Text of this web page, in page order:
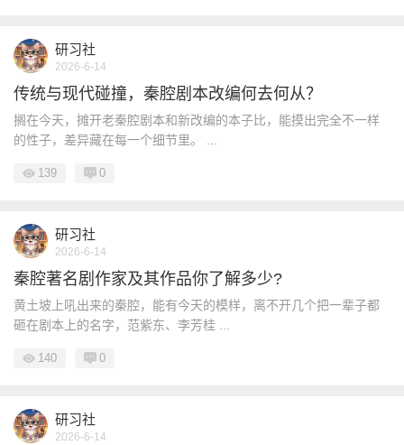
研习社
2026-6-14
传统与现代碰撞，秦腔剧本改编何去何从？
搁在今天，摊开老秦腔剧本和新改编的本子比，能摸出完全不一样
的性子，差异藏在每一个细节里。 ...
139 0
研习社
2026-6-14
秦腔著名剧作家及其作品你了解多少?
黄土坡上吼出来的秦腔，能有今天的模样，离不开几个把一辈子都
砸在剧本上的名字，范紫东、李芳桂 ...
140 0
研习社
2026-6-14